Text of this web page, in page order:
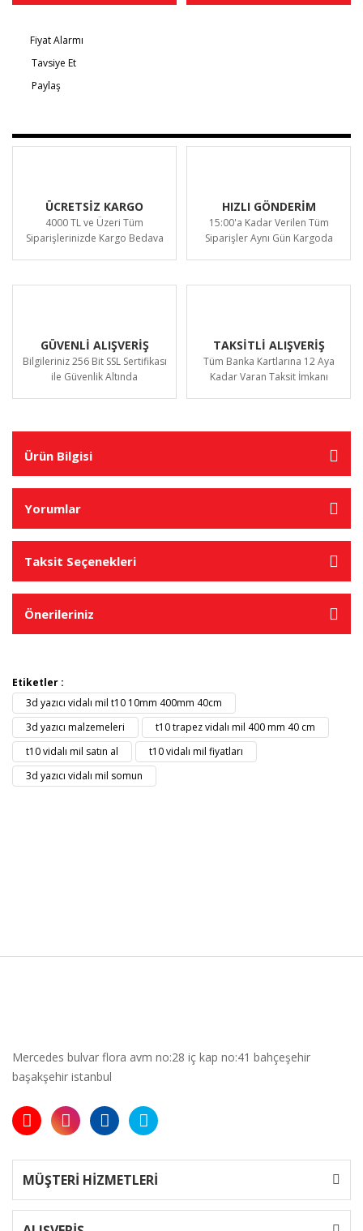
Fiyat Alarmı
Tavsiye Et
Paylaş
ÜCRETSİZ KARGO
4000 TL ve Üzeri Tüm
Siparişlerinizde Kargo Bedava
HIZLI GÖNDERİM
15:00'a Kadar Verilen Tüm
Siparişler Aynı Gün Kargoda
GÜVENLİ ALIŞVERİŞ
Bilgileriniz 256 Bit SSL Sertifikası
ile Güvenlik Altında
TAKSİTLİ ALIŞVERİŞ
Tüm Banka Kartlarına 12 Aya
Kadar Varan Taksit İmkanı
Ürün Bilgisi
Yorumlar
Taksit Seçenekleri
Önerileriniz
Etiketler :
3d yazıcı vidalı mil t10 10mm 400mm 40cm
3d yazıcı malzemeleri
t10 trapez vidalı mil 400 mm 40 cm
t10 vidalı mil satın al
t10 vidalı mil fiyatları
3d yazıcı vidalı mil somun
Mercedes bulvar flora avm no:28 iç kap no:41 bahçeşehir
başakşehir istanbul
MÜŞTERİ HİZMETLERİ